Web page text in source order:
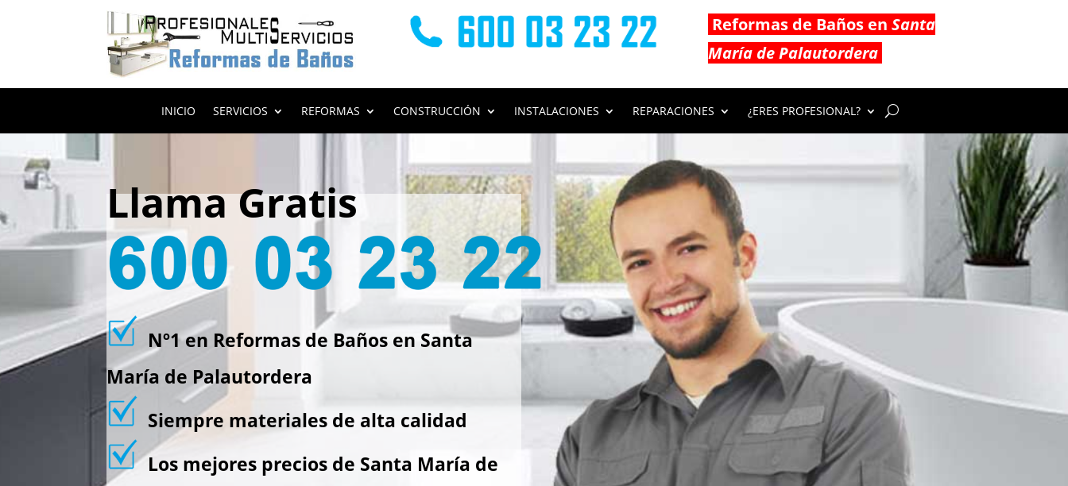
Reformas de Baños en Santa
María de Palautordera
INICIO SERVICIOS REFORMAS CONSTRUCCIÓN INSTALACIONES REPARACIONES ¿ERES PROFESIONAL?
Llama Gratis
Nº1 en Reformas de Baños en Santa
María de Palautordera
Siempre materiales de alta calidad
Los mejores precios de Santa María de